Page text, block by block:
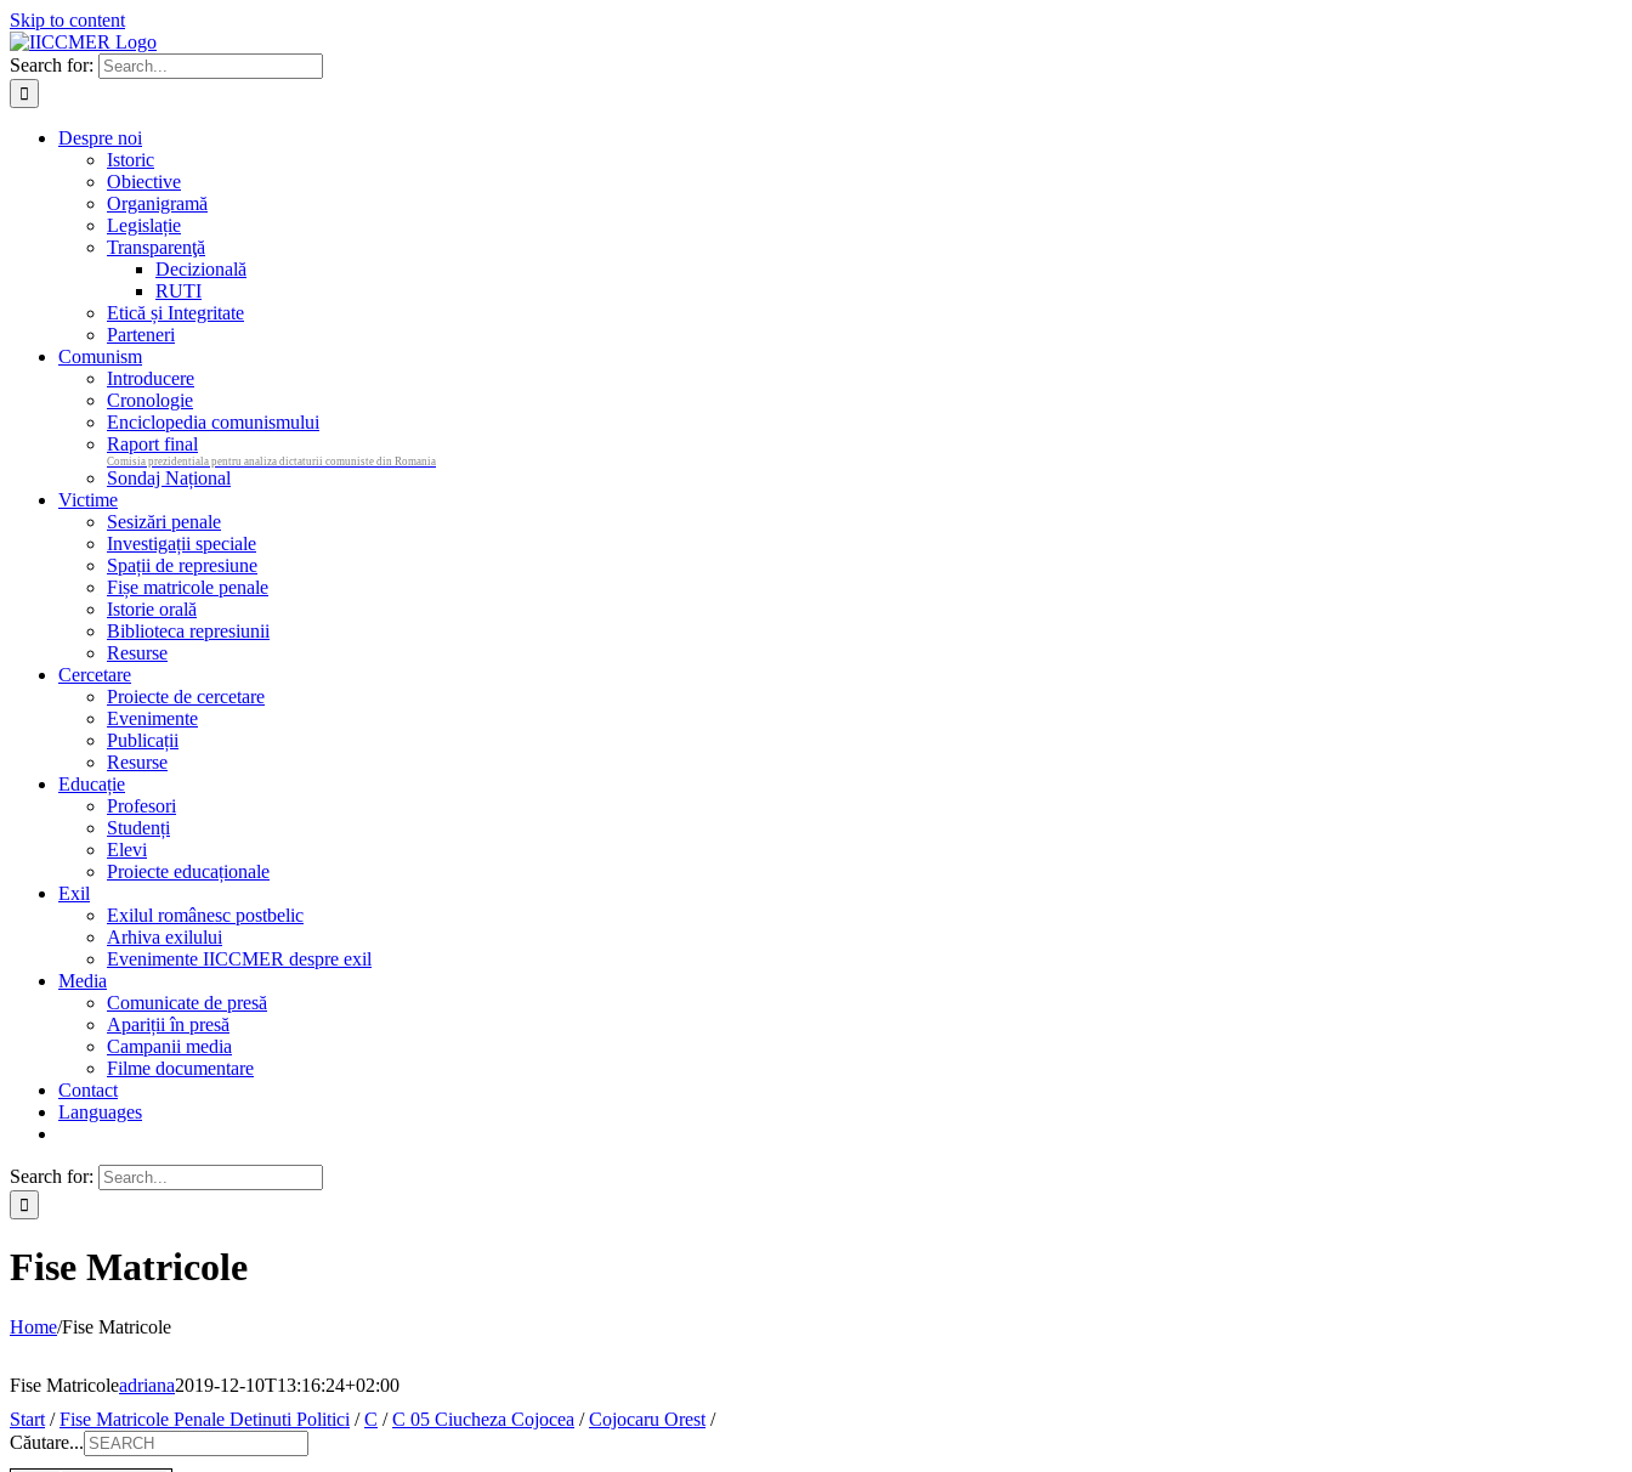
Skip to content
Search for:
Despre noi
Istoric
Obiective
Organigramă
Legislație
Transparenţă
Decizională
RUTI
Etică și Integritate
Parteneri
Comunism
Introducere
Cronologie
Enciclopedia comunismului
Raport final
Comisia prezidentiala pentru analiza dictaturii comuniste din Romania
Sondaj Național
Victime
Sesizări penale
Investigații speciale
Spații de represiune
Fișe matricole penale
Istorie orală
Biblioteca represiunii
Resurse
Cercetare
Proiecte de cercetare
Evenimente
Publicații
Resurse
Educație
Profesori
Studenți
Elevi
Proiecte educaționale
Exil
Exilul românesc postbelic
Arhiva exilului
Evenimente IICCMER despre exil
Media
Comunicate de presă
Apariții în presă
Campanii media
Filme documentare
Contact
Languages
Search for:
Fise Matricole
Home/Fise Matricole
Fise Matricoleadriana2019-12-10T13:16:24+02:00
Start /Fise Matricole Penale Detinuti Politici /C /C 05 Ciucheza Cojocea /Cojocaru Orest /
Căutare...